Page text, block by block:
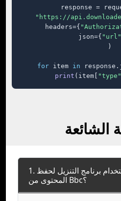
response =
"https://
    headers={
    json={
"url"
)
for item in
print (item[ "type"
الشائعة
1. كيف يمكنني استخدام برنامج التنزيل لحفظ
المحتوى من Bbc؟